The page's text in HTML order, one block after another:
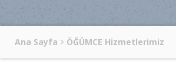
Ana Sayfa ÖĞÜMCE Hizmetlerimiz